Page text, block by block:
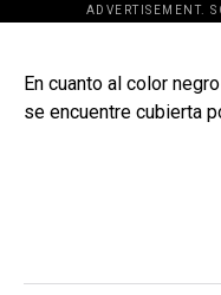
ADVERTISEMENT.
En cuanto al color
se encuentre cubierta